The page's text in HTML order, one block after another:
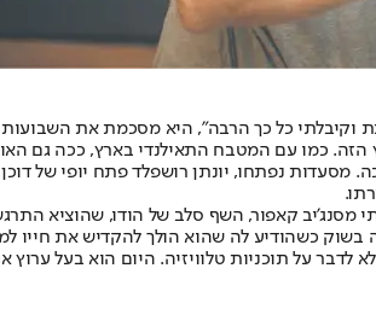
כל כך הרבה", היא מסכמת את
כמו עם המטבח התאילנדי בארץ, ככה גם
נפתחו, יונתן רושפלד פתח יופי של דוכן
מסנג'יב קאפור, השף סלב של הודו, שהוציא
כשהודיע לה שהוא הולך להקדיש את
על תוכניות טלוויזיה. היום הוא בעל